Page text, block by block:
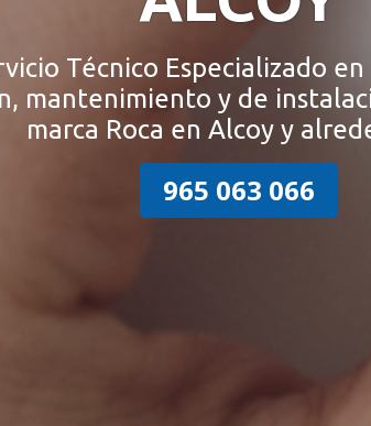
Técnico Especializado
mantenimiento y de
marca Roca en Alcoy y
965 063 066